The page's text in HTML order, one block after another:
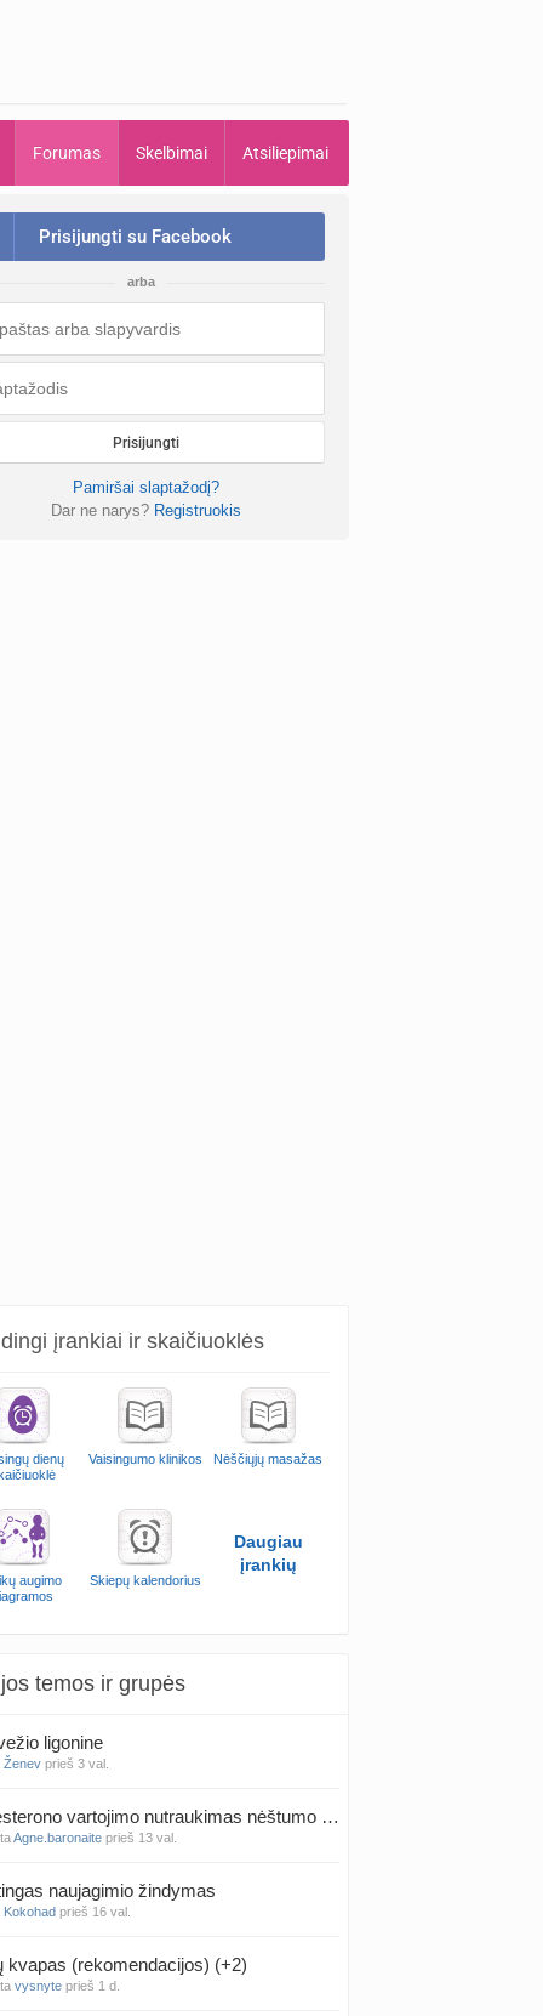
Forumas Skelbimai Atsiliepimai
Prisijungti su Facebook
arba
Prisijungti
Pamiršai slaptažodį?
Dar ne narys? Registruokis
įrankiai ir skaičiuoklės
dienų
Vaisingumo klinikos Nėščiųjų masažas
augimo
Skiepų kalendorius
Daugiau
įrankių
temos ir grupės
ligonine
Ženev prieš 3 val.
Progesterono vartojimo nutraukimas nėštumo metu
Agne.baronaite prieš 13 val.
naujagimio žindymas
Kokohad prieš 16 val.
kvapas (rekomendacijos) (+2)
vysnyte prieš 1 d.